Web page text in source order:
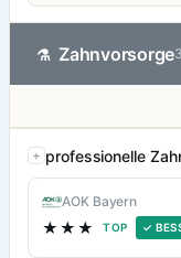
⚗ Zahnvorsorge
professionelle
AOK Bayern
★★★ TOP ✓